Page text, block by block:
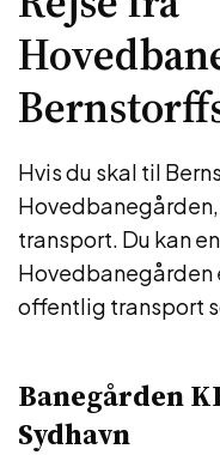
Hvis du skal til
transport. Du kan
Hovedbanegården
offentlig transport
Banegården
Sydhavn